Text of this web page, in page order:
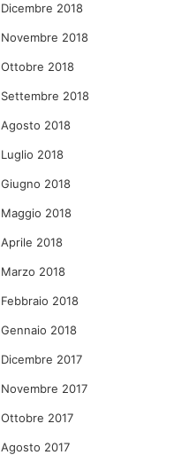
Dicembre 2018
Novembre 2018
Ottobre 2018
Settembre 2018
Agosto 2018
Luglio 2018
Giugno 2018
Maggio 2018
Aprile 2018
Marzo 2018
Febbraio 2018
Gennaio 2018
Dicembre 2017
Novembre 2017
Ottobre 2017
Agosto 2017